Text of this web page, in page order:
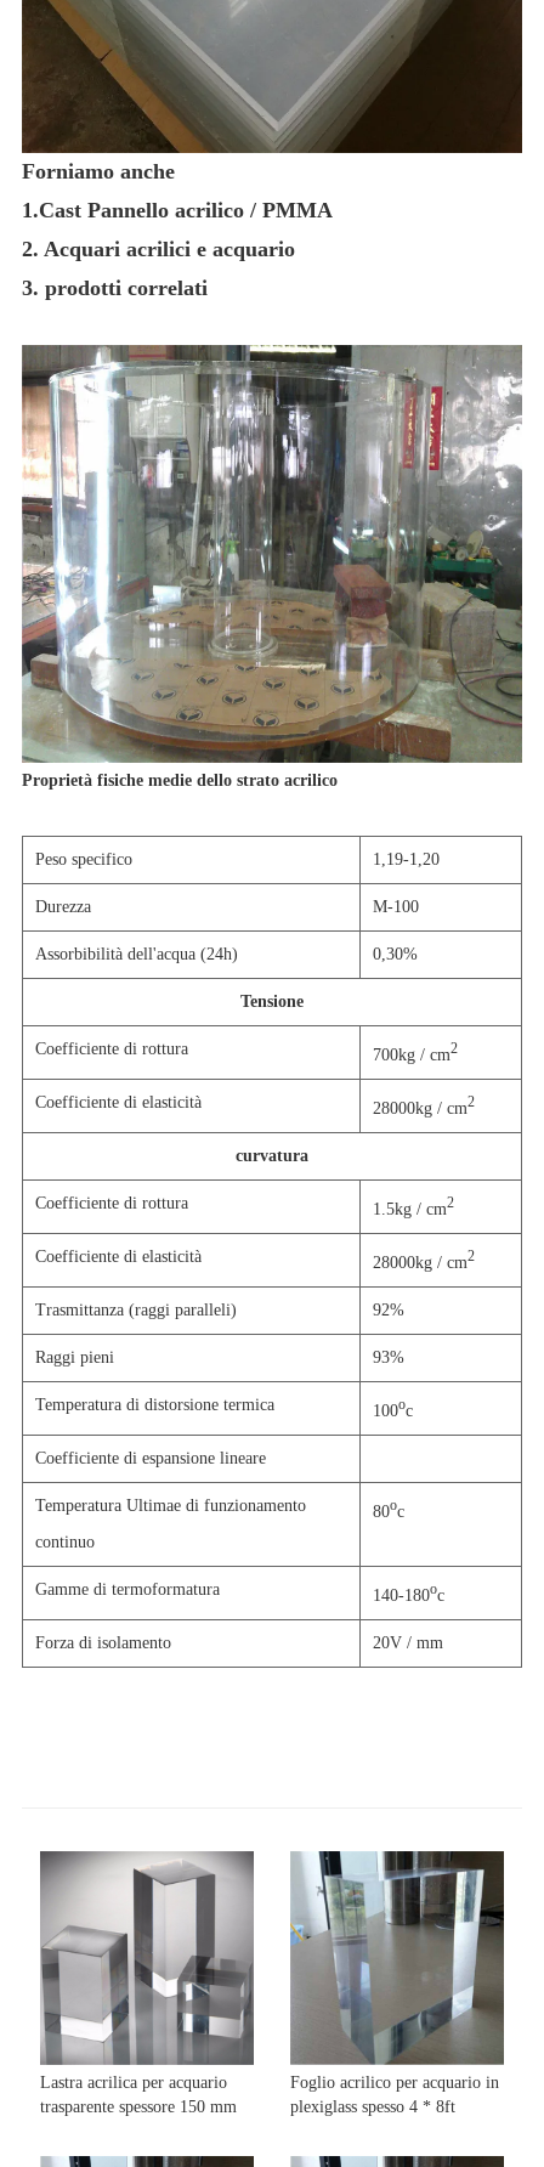
Forniamo anche
1.Cast Pannello acrilico / PMMA
2. Acquari acrilici e acquario
3. prodotti correlati
Proprietà fisiche medie dello strato acrilico
Peso specifico 1,19-1,20
Durezza M-100
Assorbibilità dell'acqua (24h) 0,30%
Tensione
Coefficiente di rottura 700kg / cm2
Coefficiente di elasticità 28000kg / cm2
curvatura
Coefficiente di rottura 1.5kg / cm2
Coefficiente di elasticità 28000kg / cm2
Trasmittanza (raggi paralleli) 92%
Raggi pieni 93%
Temperatura di distorsione termica 100oc
Coefficiente di espansione lineare
Temperatura Ultimae di funzionamento
continuo
80oc
Gamme di termoformatura 140-180oc
Forza di isolamento 20V / mm
Lastra acrilica per acquario
trasparente spessore 150 mm
Foglio acrilico per acquario in
plexiglass spesso 4 * 8ft